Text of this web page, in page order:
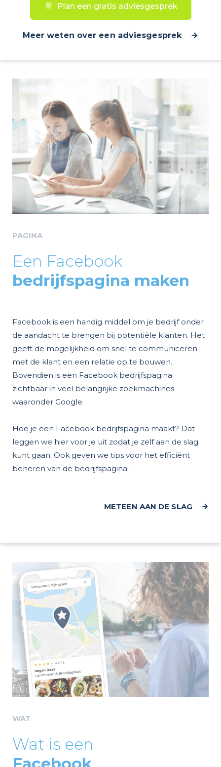
Plan een gratis adviesgesprek
Meer weten over een adviesgesprek
PAGINA
Een Facebook
bedrijfspagina maken
Facebook is een handig middel om je bedrijf onder
de aandacht te brengen bij potentiële klanten. Het
geeft de mogelijkheid om snel te communiceren
met de klant en een relatie op te bouwen.
Bovendien is een Facebook bedrijfspagina
zichtbaar in veel belangrijke zoekmachines
waaronder Google.
Hoe je een Facebook bedrijfspagina maakt? Dat
leggen we hier voor je uit zodat je zelf aan de slag
kunt gaan. Ook geven we tips voor het efficiënt
beheren van de bedrijfspagina.
METEEN AAN DE SLAG
WAT
Wat is een